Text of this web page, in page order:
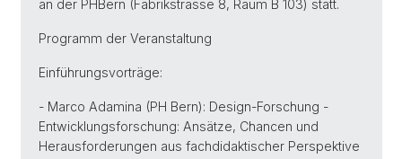
an der PHBern (Fabrikstrasse 8, Raum B 103) statt.
Programm der Veranstaltung
Einführungsvorträge:
- Marco Adamina (PH Bern): Design-Forschung -
Entwicklungsforschung: Ansätze, Chancen und
Herausforderungen aus fachdidaktischer Perspektive